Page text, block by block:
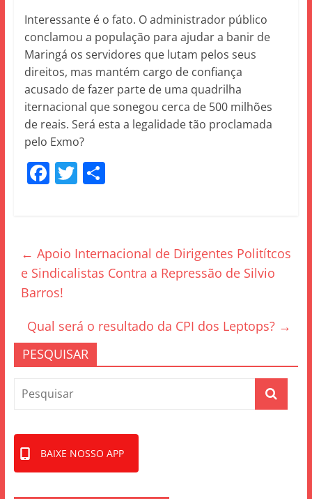
Interessante é o fato. O administrador público
conclamou a população para ajudar a banir de
Maringá os servidores que lutam pelos seus
direitos, mas mantém cargo de confiança
acusado de fazer parte de uma quadrilha
iternacional que sonegou cerca de 500 milhões
de reais. Será esta a legalidade tão proclamada
pelo Exmo?
F
b
o
o
k
T S
← Apoio Internacional de Dirigentes Politítcos
e Sindicalistas Contra a Repressão de Silvio
Barros!
Qual será o resultado da CPI dos Leptops? →
PESQUISAR
BAIXE NOSSO APP